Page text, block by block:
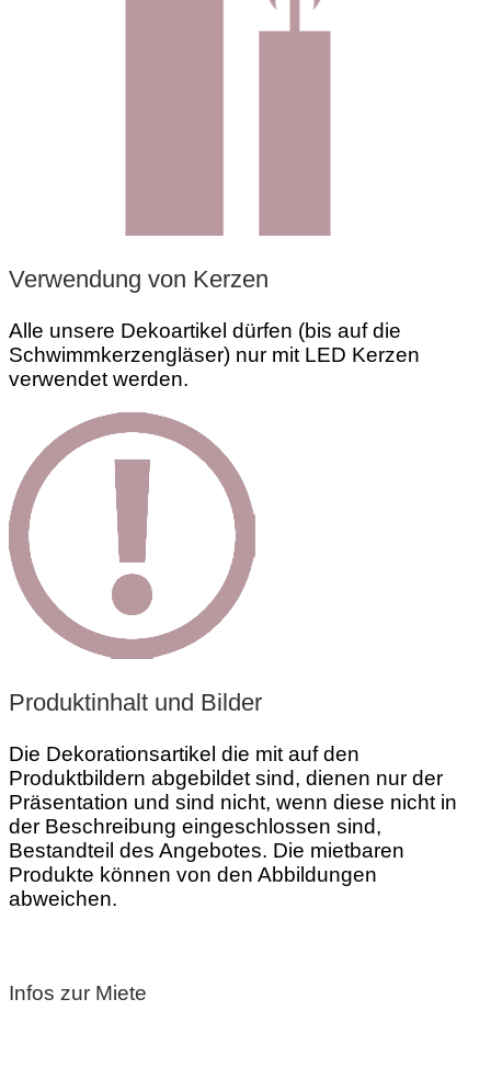
Verwendung von Kerzen
Alle unsere Dekoartikel dürfen (bis auf die
Schwimmkerzengläser) nur mit LED Kerzen
verwendet werden.
Produktinhalt und Bilder
Die Dekorationsartikel die mit auf den
Produktbildern abgebildet sind, dienen nur der
Präsentation und sind nicht, wenn diese nicht in
der Beschreibung eingeschlossen sind,
Bestandteil des Angebotes. Die mietbaren
Produkte können von den Abbildungen
abweichen.
Infos zur Miete